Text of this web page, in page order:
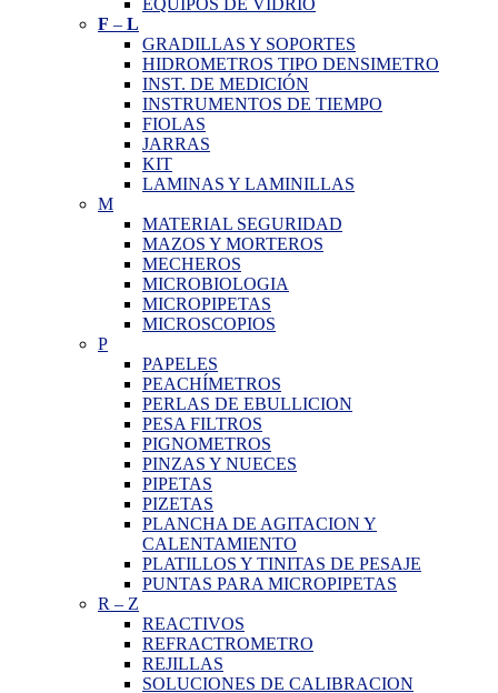
F – L
GRADILLAS Y SOPORTES
HIDROMETROS TIPO DENSIMETRO
INST. DE MEDICIÓN
INSTRUMENTOS DE TIEMPO
FIOLAS
JARRAS
KIT
LAMINAS Y LAMINILLAS
M
MATERIAL SEGURIDAD
MAZOS Y MORTEROS
MECHEROS
MICROBIOLOGIA
MICROPIPETAS
MICROSCOPIOS
P
PAPELES
PEACHÍMETROS
PERLAS DE EBULLICION
PESA FILTROS
PIGNOMETROS
PINZAS Y NUECES
PIPETAS
PIZETAS
PLANCHA DE AGITACION Y
CALENTAMIENTO
PLATILLOS Y TINITAS DE PESAJE
PUNTAS PARA MICROPIPETAS
R – Z
REACTIVOS
REFRACTROMETRO
REJILLAS
SOLUCIONES DE CALIBRACION